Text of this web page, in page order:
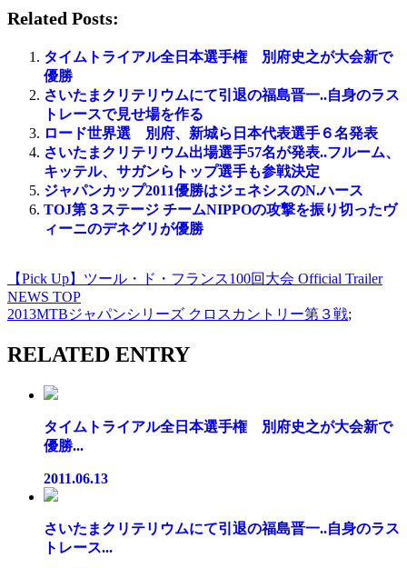
Related Posts:
タイムトライアル全日本選手権 別府史之が大会新で
優勝
さいたまクリテリウムにて引退の福島晋一..自身のラス
トレースで見せ場を作る
ロード世界選 別府、新城ら日本代表選手６名発表
さいたまクリテリウム出場選手57名が発表..フルーム、
キッテル、サガンらトップ選手も参戦決定
ジャパンカップ2011優勝はジェネシスのN.ハース
TOJ第３ステージ チームNIPPOの攻撃を振り切ったヴ
ィーニのデネグリが優勝
【Pick Up】ツール・ド・フランス100回大会 Official Trailer
NEWS TOP
2013MTBジャパンシリーズ クロスカントリー第３戦;
RELATED ENTRY
タイムトライアル全日本選手権 別府史之が大会新で
優勝...
2011.06.13
さいたまクリテリウムにて引退の福島晋一..自身のラス
トレース...